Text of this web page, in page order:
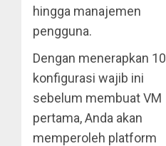
hingga manajemen
pengguna.
Dengan menerapkan 10
konfigurasi wajib ini
sebelum membuat VM
pertama, Anda akan
memperoleh platform